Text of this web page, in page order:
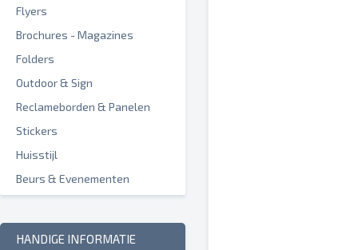
Flyers
Brochures - Magazines
Folders
Outdoor & Sign
Reclameborden & Panelen
Stickers
Huisstijl
Beurs & Evenementen
HANDIGE INFORMATIE